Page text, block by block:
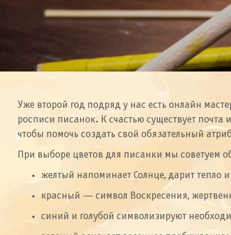
Уже второй год подряд у нас есть онлайн
росписи писанок. К счастью существует
чтобы помочь создать свой обязательный
При выборе цветов для писанки мы советуем
желтый напоминает Солнце, дарит тепло
красный — символ Воскресения,
синий и голубой символизируют